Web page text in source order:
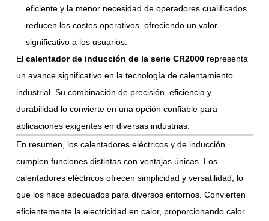
eficiente y la menor necesidad de operadores cualificados
reducen los costes operativos, ofreciendo un valor
significativo a los usuarios.
Elcalentador de inducción de la serie CR2000 representa
un avance significativo en la tecnología de calentamiento
industrial. Su combinación de precisión, eficiencia y
durabilidad lo convierte en una opción confiable para
aplicaciones exigentes en diversas industrias.
En resumen, los calentadores eléctricos y de inducción
cumplen funciones distintas con ventajas únicas. Los
calentadores eléctricos ofrecen simplicidad y versatilidad, lo
que los hace adecuados para diversos entornos. Convierten
eficientemente la electricidad en calor, proporcionando calor